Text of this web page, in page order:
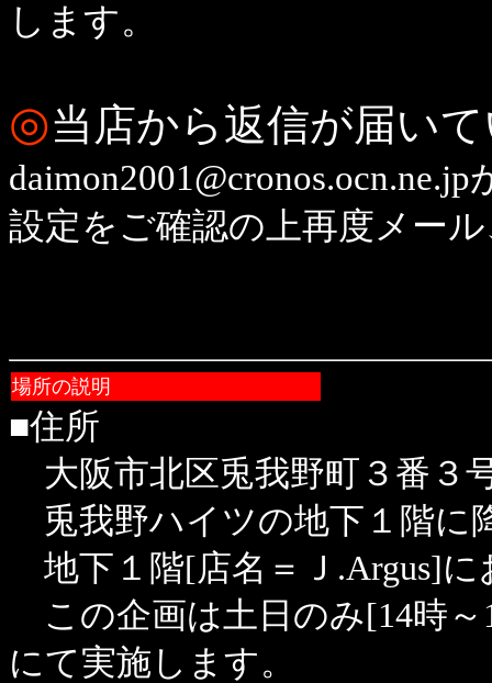
します。
◎当店から返信が届い
設定をご確認の上再度メー
場所の説明
■住所
大阪市北区兎我野町３番３
兎我野ハイツの地下１階に
地下１階[店名＝Ｊ.Argus]に
この企画は土日のみ[14時～
にて実施します。